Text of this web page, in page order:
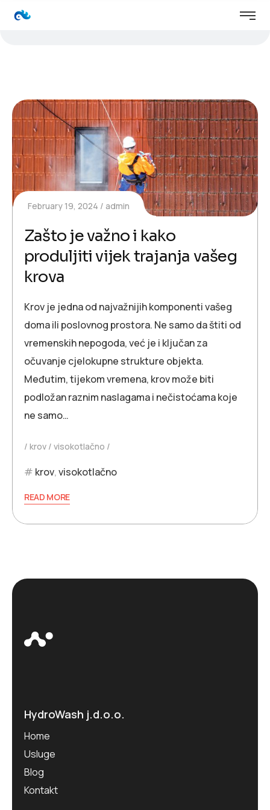
February 19, 2024 admin
Zašto je važno i kako
produljiti vijek trajanja vašeg
krova
Krov je jedna od najvažnijih komponenti vašeg
doma ili poslovnog prostora. Ne samo da štiti od
vremenskih nepogoda, već je i ključan za
očuvanje cjelokupne strukture objekta.
Međutim, tijekom vremena, krov može biti
podložan raznim naslagama i nečistoćama koje
ne samo…
krov visokotlačno
krov,visokotlačno
READ MORE
HydroWash j.d.o.o.
Home
Usluge
Blog
Kontakt